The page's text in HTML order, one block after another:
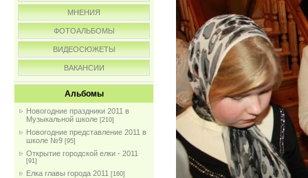
МНЕНИЯ
ФОТОАЛЬБОМЫ
ВИДЕОСЮЖЕТЫ
ВАКАНСИИ
Альбомы
Новогодние праздники 2011 в
Музыкальной школе [210]
Новогодние представление 2011 в
школе №9 [95]
Открытие городской елки - 2011
[91]
Елка главы города 2011 [160]